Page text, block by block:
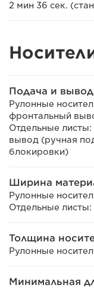
2 мин 36 сек.
Подача и
Рулонные
фронтальный
Отдельные
вывод (ручная
блокировки)
Ширина
Рулонные
Отдельные листы:
Толщина
Рулонные
Минимальная